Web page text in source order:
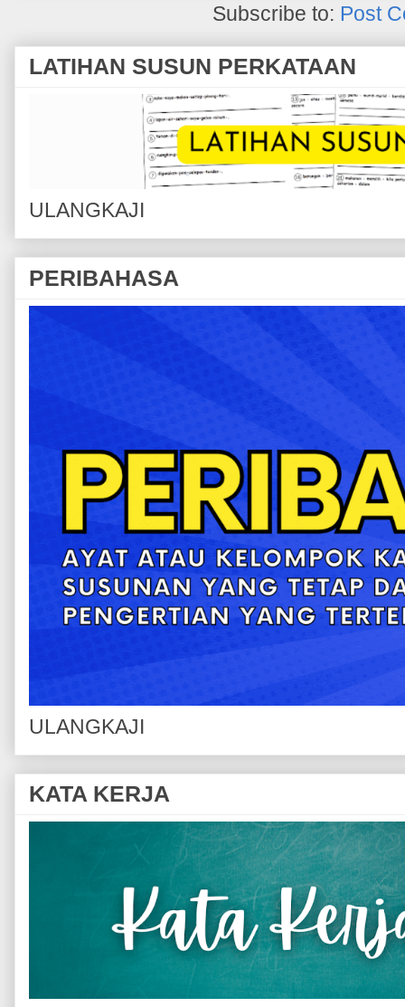
Subscribe to: Post
LATIHAN SUSUN PERKATAAN
ULANGKAJI
PERIBAHASA
ULANGKAJI
KATA KERJA